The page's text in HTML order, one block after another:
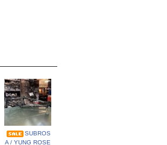
SUBROS
A / YUNG ROSE